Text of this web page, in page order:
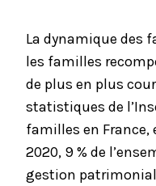
La dynamique des
les familles
de plus en plus
statistiques de
familles en France,
2020, 9 % de
gestion